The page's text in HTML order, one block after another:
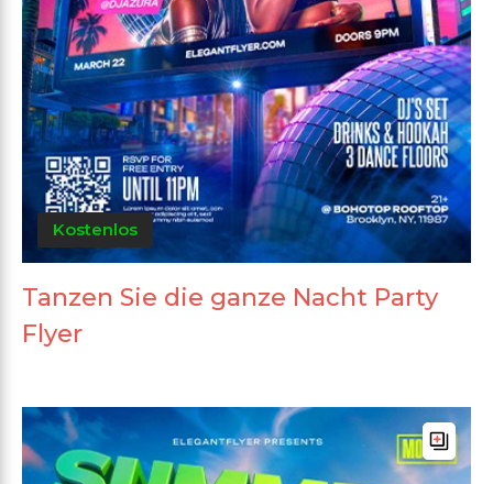
Kostenlos
Tanzen Sie die ganze Nacht Party
Flyer